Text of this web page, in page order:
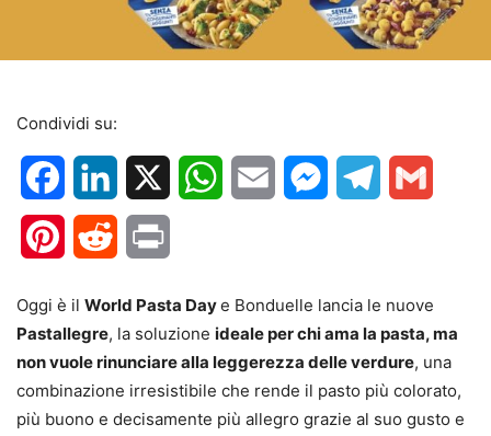
Condividi su:
FacebookLinkedIn WhatsApp
Email MessengerTelegram
PinterestReddit
Oggi è il World Pasta Daye Bonduelle lancia le nuove
Pastallegre, la soluzione ideale per chi ama la pasta, ma
non vuole rinunciare alla leggerezza delle verdure, una
combinazione irresistibile che rende il pasto più colorato,
più buono e decisamente più allegro grazie al suo gusto e